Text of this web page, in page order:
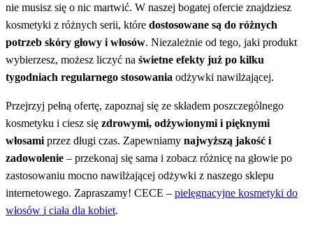
nie musisz się o nic martwić. W naszej bogatej ofercie znajdziesz
kosmetyki z różnych serii, które dostosowane są do różnych
potrzeb skóry głowy i włosów. Niezależnie od tego, jaki produkt
wybierzesz, możesz liczyć na świetne efekty już po kilku
tygodniach regularnego stosowania odżywki nawilżającej.
Przejrzyj pełną ofertę, zapoznaj się ze składem poszczególnego
kosmetyku i ciesz się zdrowymi, odżywionymi i pięknymi
włosami przez długi czas. Zapewniamy najwyższą jakość i
zadowolenie – przekonaj się sama i zobacz różnicę na głowie po
zastosowaniu mocno nawilżającej odżywki z naszego sklepu
internetowego. Zapraszamy! CECE – pielęgnacyjne kosmetyki do
włosów i ciała dla kobiet.